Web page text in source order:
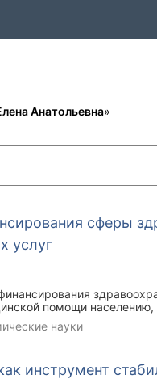
Анатольевна»
сферы
услуг
помощи
здравоохранения в
науки
инструмент